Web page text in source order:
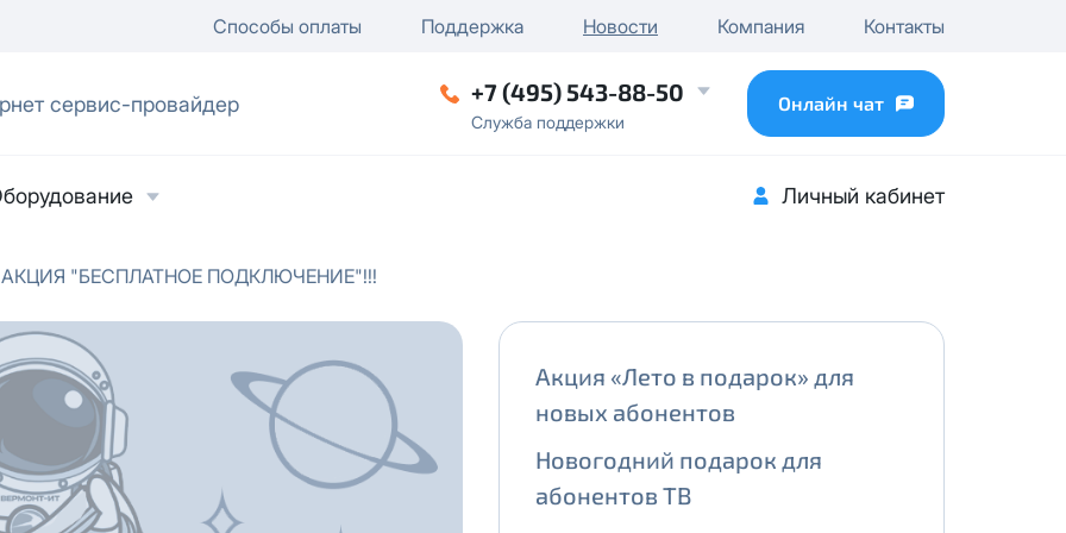
Способы оплаты Поддержка Новости Компания Контакты
сервис-провайдер +7 (495) 543-88-50
Служба поддержки
Онлайн чат
Личный кабинет
АКЦИЯ "БЕСПЛАТНОЕ ПОДКЛЮЧЕНИЕ"!!!
Акция «Лето в подарок» для
новых абонентов
Новогодний подарок для
абонентов ТВ
на обработку персональных данныхв
сПолитикой в отношении обработки
данных
лицо
/ отключение публичного IP
...